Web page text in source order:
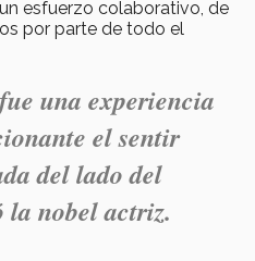
esfuerzo colaborativo, de
por parte de todo el
una experiencia
el sentir
del lado del
la nobel actriz.